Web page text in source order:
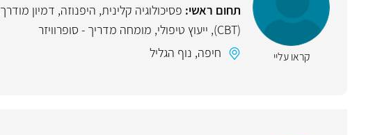
קראו עליי
תחום ראשי: פסיכולוגיה קלינית, היפנוזה, דמיון מודרך
(CBT)
, ייעוץ טיפולי, מומחה מדריך - סופרוויזר
חיפה, נוף הגליל